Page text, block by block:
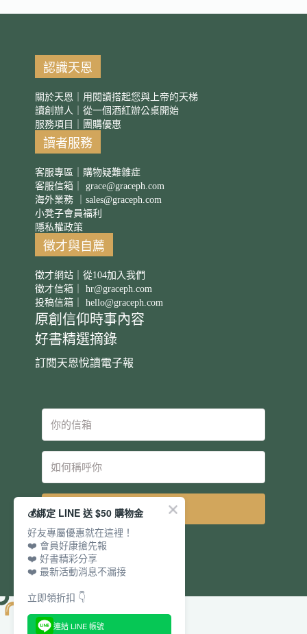
認識天恩
關於天恩｜用閱讀搭起您與上帝的天梯
讀創辦人｜從一個酒紅辦公桌開始
服務項目｜團購優惠
讀者服務
客服專區｜購物疑難雜症
客服信箱｜ grace@graceph.com
海外業務 ｜ sales@graceph.com
小凳子會員福利
隱私權政策
徵才與自薦
徵才網站｜從104加入我們
徵才信箱｜ hr@graceph.com
投稿信箱｜ hello@graceph.com
原創信仰時事內容
好書精選摘錄
訂閱天恩悅讀電子報
立即訂閱
💰綁定 LINE 送 $50 購物金
好友專屬優惠就在這裡！
❤️ 會員好康搶先報
❤️ 好書精彩分享
❤️ 最新活動消息不漏接
立即領折扣 👇
連結 LINE 帳號